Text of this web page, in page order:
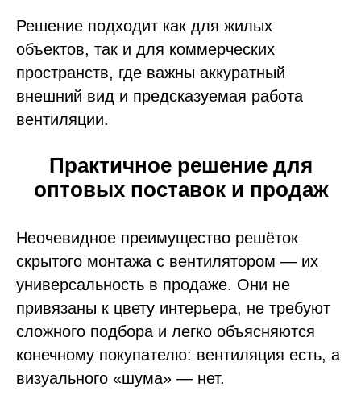
Решение подходит как для жилых
объектов, так и для коммерческих
пространств, где важны аккуратный
внешний вид и предсказуемая работа
вентиляции.
Практичное решение для
оптовых поставок и продаж
Неочевидное преимущество решёток
скрытого монтажа с вентилятором — их
универсальность в продаже. Они не
привязаны к цвету интерьера, не требуют
сложного подбора и легко объясняются
конечному покупателю: вентиляция есть, а
визуального «шума» — нет.